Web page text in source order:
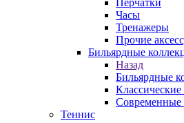
Перчатки
Часы
Тренажеры
Прочие
Бильярдные
Назад
Бильярдные
Современные
Теннис